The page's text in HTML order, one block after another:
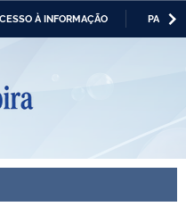
À INFORMAÇÃO